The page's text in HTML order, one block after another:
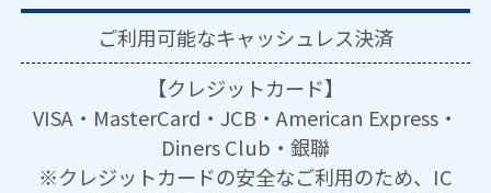
ご利用可能なキャッシュレス決済
【クレジットカード】
VISA・MasterCard・JCB・American Express・
Diners Club・銀聯
※クレジットカードの安全なご利用のため、IC